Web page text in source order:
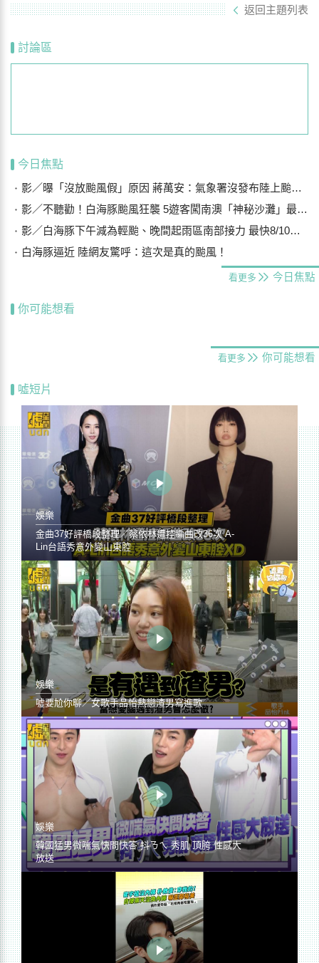
返回主題列表
討論區
今日焦點
影／曝「沒放颱風假」原因 蔣萬安：氣象署沒發布陸上颱風警報
影／不聽勸！白海豚颱風狂襲 5遊客闖南澳「神秘沙灘」最高罰25萬
影／白海豚下午減為輕颱、晚間起雨區南部接力 最快8/10晨解除海警
白海豚逼近 陸網友驚呼：這次是真的颱風！
看更多 今日焦點
你可能想看
看更多 你可能想看
噓短片
娛樂
金曲37好評橋段整理／蔡依林遭控編曲改36次 A-
Lin台語秀意外變山東腔
娛樂
噓要尬你聊／女歌手品怡熱戀渣男寫進歌
娛樂
韓國猛男微喘氣快問快答 抖ㄋㄟ 秀肌 頂胯 性感大
放送